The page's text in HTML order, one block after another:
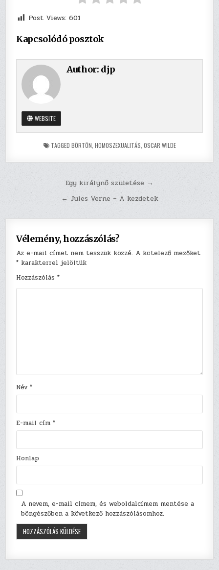
Post Views: 601
Kapcsolódó posztok
Author: djp
WEBSITE
TAGGED BÖRTÖN HOMOSZEXUALITÁS OSCAR WILDE
Bejegyzés
navigáció
Egy királynő születése →
← Jules Verne – A kezdetek
Vélemény, hozzászólás?
Az e-mail címet nem tesszük közzé. A kötelező mezőket
* karakterrel jelöltük
Hozzászólás*
Név*
E-mail cím*
Honlap
A nevem, e-mail címem, és weboldalcímem mentése a
böngészőben a következő hozzászólásomhoz.